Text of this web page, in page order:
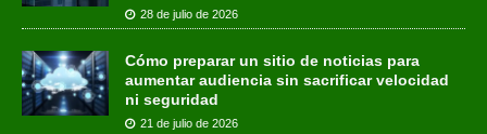
28 de julio de 2026
Cómo preparar un sitio de noticias para
aumentar audiencia sin sacrificar velocidad
ni seguridad
21 de julio de 2026